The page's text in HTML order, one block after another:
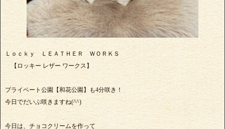
Ｌｏｃｋｙ ＬＥＡＴＨＥＲ ＷＯＲＫＳ
【ロッキー レザー ワークス】
プライベート公園【和花公園】も4分咲き！
今日でだいぶ咲きますね(^^)
今日は、チョコクリームを作って